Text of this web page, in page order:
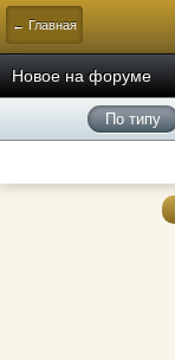
← Главная
Новое на форуме
По типу